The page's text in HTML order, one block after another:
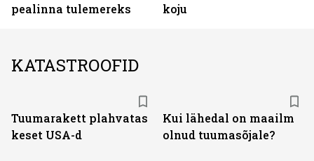
pealinna tulemereks koju
KATASTROOFID
Tuumarakett plahvatas
keset USA-d
Kui lähedal on maailm
olnud tuumasõjale?